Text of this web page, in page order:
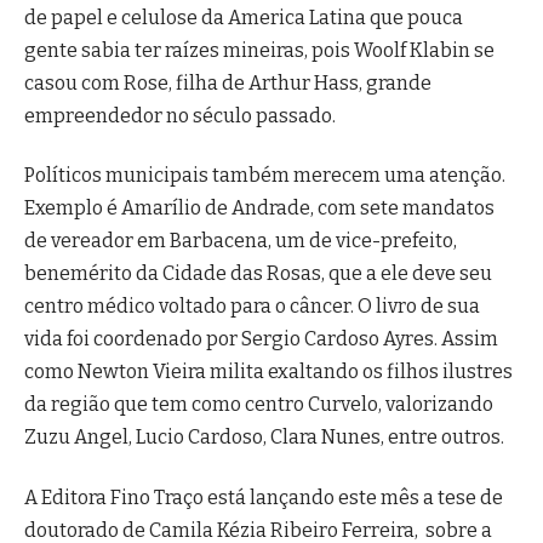
de papel e celulose da America Latina que pouca
gente sabia ter raízes mineiras, pois Woolf Klabin se
casou com Rose, filha de Arthur Hass, grande
empreendedor no século passado.
Políticos municipais também merecem uma atenção.
Exemplo é Amarílio de Andrade, com sete mandatos
de vereador em Barbacena, um de vice-prefeito,
benemérito da Cidade das Rosas, que a ele deve seu
centro médico voltado para o câncer. O livro de sua
vida foi coordenado por Sergio Cardoso Ayres. Assim
como Newton Vieira milita exaltando os filhos ilustres
da região que tem como centro Curvelo, valorizando
Zuzu Angel, Lucio Cardoso, Clara Nunes, entre outros.
A Editora Fino Traço está lançando este mês a tese de
doutorado de Camila Kézia Ribeiro Ferreira, sobre a